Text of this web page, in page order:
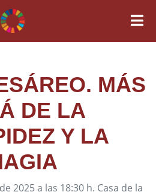
MÁS
DE LA
Y LA
2025 a las 18:30 h. Casa de la